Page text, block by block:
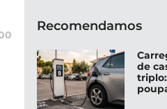
Recomendamos
de